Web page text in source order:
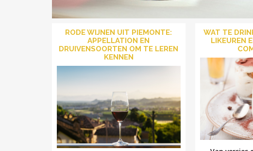
RODE WIJNEN UIT PIEMONTE:
APPELLATION EN
DRUIVENSOORTEN OM TE LEREN
KENNEN
WAT TE
LIKEUREN